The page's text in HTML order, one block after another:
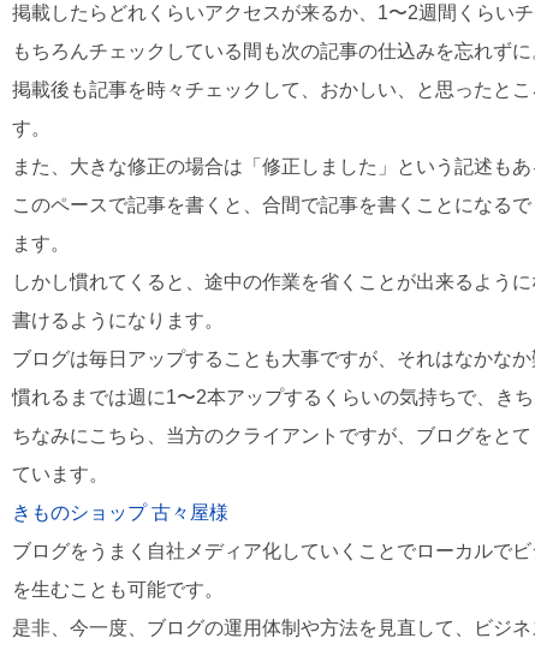
掲載したらどれくらいアクセスが来るか、1〜2週間くらいチ
もちろんチェックしている間も次の記事の仕込みを忘れずに
掲載後も記事を時々チェックして、おかしい、と思ったと
す。
また、大きな修正の場合は「修正しました」という記述もあ
このペースで記事を書くと、合間で記事を書くことになる
ます。
しかし慣れてくると、途中の作業を省くことが出来るよう
書けるようになります。
ブログは毎日アップすることも大事ですが、それはなかなか
慣れるまでは週に1〜2本アップするくらいの気持ちで、き
ちなみにこちら、当方のクライアントですが、ブログをと
ています。
きものショップ 古々屋様
ブログをうまく自社メディア化していくことでローカルで
を生むことも可能です。
是非、今一度、ブログの運用体制や方法を見直して、ビジネ